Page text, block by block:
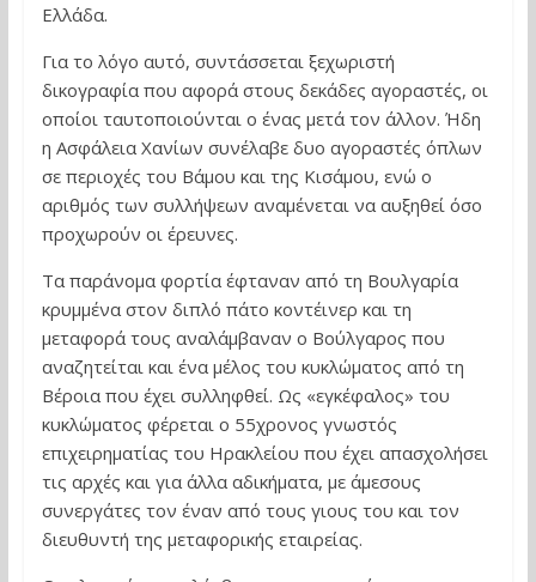
Ελλάδα.
Για το λόγο αυτό, συντάσσεται ξεχωριστή
δικογραφία που αφορά στους δεκάδες αγοραστές, οι
οποίοι ταυτοποιούνται ο ένας μετά τον άλλον. Ήδη
η Ασφάλεια Χανίων συνέλαβε δυο αγοραστές όπλων
σε περιοχές του Βάμου και της Κισάμου, ενώ ο
αριθμός των συλλήψεων αναμένεται να αυξηθεί όσο
προχωρούν οι έρευνες.
Τα παράνομα φορτία έφταναν από τη Βουλγαρία
κρυμμένα στον διπλό πάτο κοντέινερ και τη
μεταφορά τους αναλάμβαναν ο Βούλγαρος που
αναζητείται και ένα μέλος του κυκλώματος από τη
Βέροια που έχει συλληφθεί. Ως «εγκέφαλος» του
κυκλώματος φέρεται ο 55χρονος γνωστός
επιχειρηματίας του Ηρακλείου που έχει απασχολήσει
τις αρχές και για άλλα αδικήματα, με άμεσους
συνεργάτες τον έναν από τους γιους του και τον
διευθυντή της μεταφορικής εταιρείας.